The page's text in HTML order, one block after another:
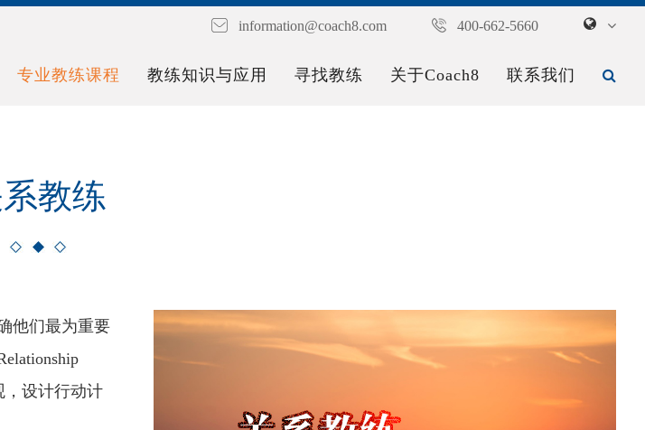
information@coach8.com 400-662-5660
专业教练课程 教练知识与应用 寻找教练 关于Coach8 联系我们
教练
他们最为重要
，设计行动计